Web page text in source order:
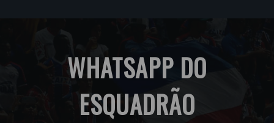
WHATSAPP DO
ESQUADRÃO